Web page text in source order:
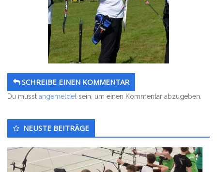
SCHREIBE EINEN KOMMENTAR
Du musst angemeldet sein, um einen Kommentar abzugeben.
Untergeordnet
Seitenleiste
NEUSTE BEITRÄGE